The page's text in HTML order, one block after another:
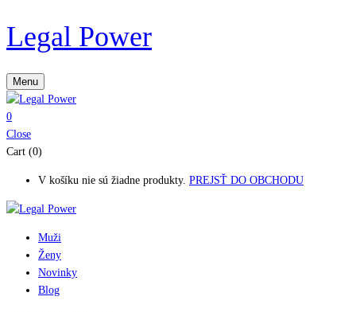
Legal Power
Menu
0
Close
Cart (0)
V košíku nie sú žiadne produkty. PREJSŤ DO OBCHODU
Muži
Ženy
Novinky
Blog